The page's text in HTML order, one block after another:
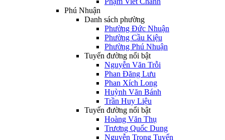
Phú Nhuận
Danh sách phường
Phường Đức Nhuận
Phường Cầu Kiệu
Phường Phú Nhuận
Tuyến đường nổi bật
Nguyễn Văn Trỗi
Phan Đăng Lưu
Phan Xích Long
Huỳnh Văn Bánh
Trần Huy Liệu
Tuyến đường nổi bật
Hoàng Văn Thụ
Trương Quốc Dung
Nguyễn Trọng Tuyển